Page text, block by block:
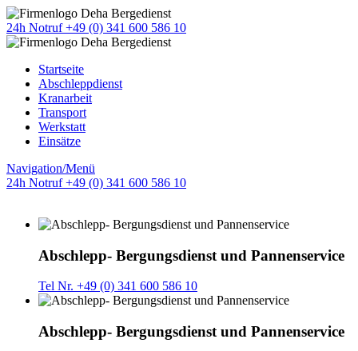
24h Notruf +49 (0) 341 600 586 10
Startseite
Abschleppdienst
Kranarbeit
Transport
Werkstatt
Einsätze
Navigation/Menü
24h Notruf +49 (0) 341 600 586 10
Abschlepp- Bergungsdienst und Pannenservice
Tel Nr. +49 (0) 341 600 586 10
Abschlepp- Bergungsdienst und Pannenservice